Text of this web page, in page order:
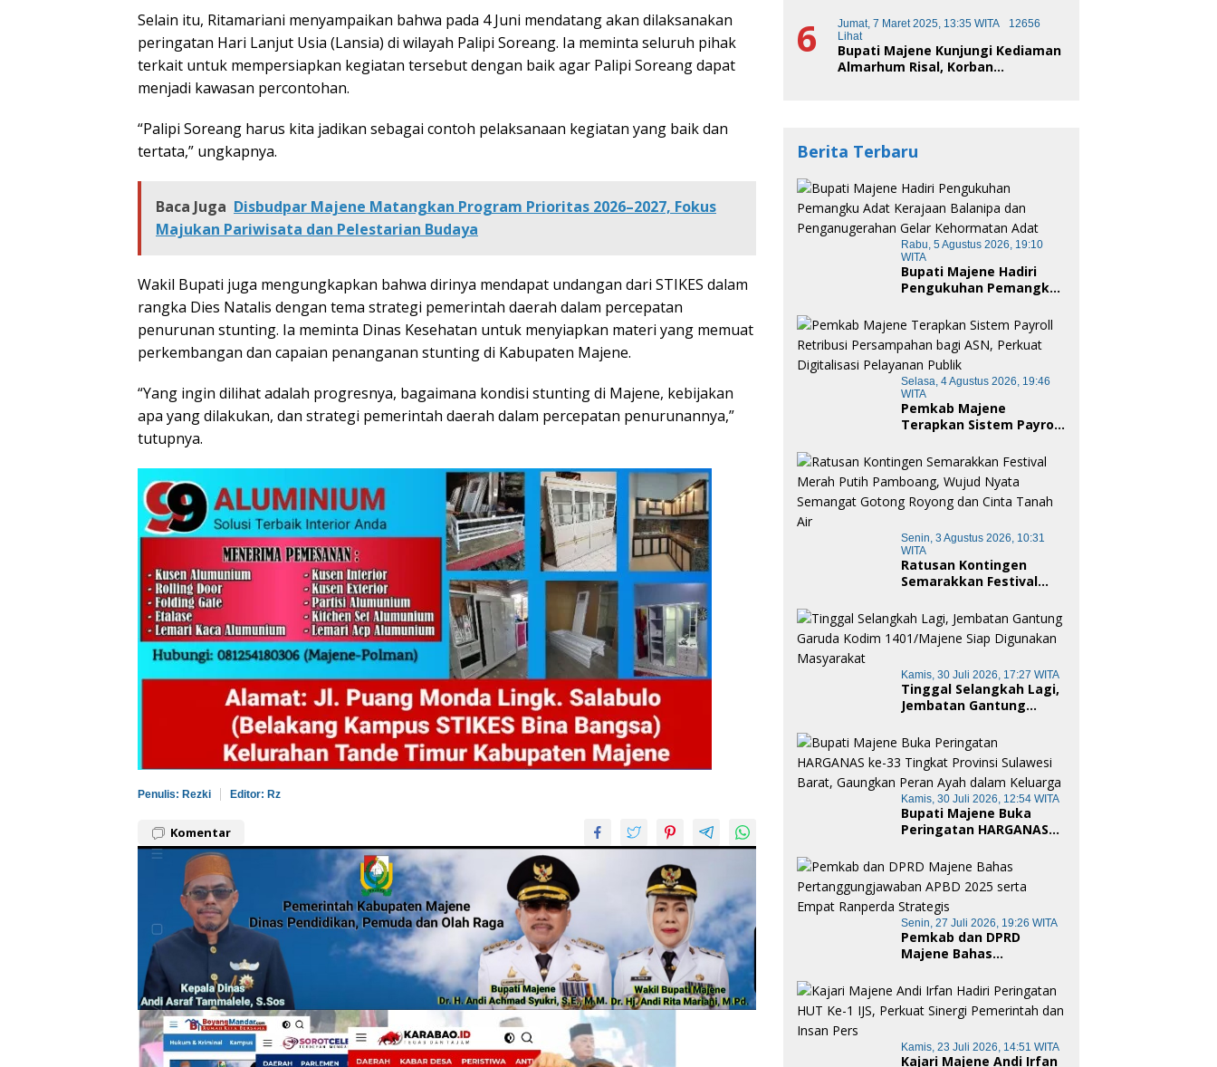
Selain itu, Ritamariani menyampaikan bahwa pada 4 Juni mendatang akan dilaksanakan
peringatan Hari Lanjut Usia (Lansia) di wilayah Palipi Soreang. Ia meminta seluruh pihak
terkait untuk mempersiapkan kegiatan tersebut dengan baik agar Palipi Soreang dapat
menjadi kawasan percontohan.
“Palipi Soreang harus kita jadikan sebagai contoh pelaksanaan kegiatan yang baik dan
tertata,” ungkapnya.
Baca Juga Disbudpar Majene Matangkan Program Prioritas 2026–2027, Fokus
Majukan Pariwisata dan Pelestarian Budaya
Wakil Bupati juga mengungkapkan bahwa dirinya mendapat undangan dari STIKES dalam
rangka Dies Natalis dengan tema strategi pemerintah daerah dalam percepatan
penurunan stunting. Ia meminta Dinas Kesehatan untuk menyiapkan materi yang memuat
perkembangan dan capaian penanganan stunting di Kabupaten Majene.
“Yang ingin dilihat adalah progresnya, bagaimana kondisi stunting di Majene, kebijakan
apa yang dilakukan, dan strategi pemerintah daerah dalam percepatan penurunannya,”
tutupnya.
Penulis: Rezki Editor: Rz
Komentar
6 Jumat, 7 Maret 2025, 13:35 WITA
12656
Lihat
Bupati Majene Kunjungi Kediaman
Almarhum Risal, Korban
Berita Terbaru
Rabu, 5 Agustus 2026, 19:10
WITA
Bupati Majene Hadiri
Pengukuhan Pemangku
dan Penganugerahan
Gelar Kehormatan Adat
Selasa, 4 Agustus 2026, 19:46
WITA
Pemkab Majene
Terapkan Sistem Payroll
bagi ASN, Perkuat
Digitalisasi Pelayanan
Publik
Senin, 3 Agustus 2026, 10:31
WITA
Ratusan Kontingen
Semarakkan Festival
Wujud Nyata Semangat
Gotong Royong dan
Cinta Tanah Air
Kamis, 30 Juli 2026, 17:27 WITA
Tinggal Selangkah Lagi,
Jembatan Gantung
1401/Majene Siap
Digunakan Masyarakat
Kamis, 30 Juli 2026, 12:54 WITA
Bupati Majene Buka
Peringatan HARGANAS
Sulawesi Barat,
Gaungkan Peran Ayah
dalam Keluarga
Senin, 27 Juli 2026, 19:26 WITA
Pemkab dan DPRD
Majene Bahas
APBD 2025 serta Empat
Ranperda Strategis
Kamis, 23 Juli 2026, 14:51 WITA
Kajari Majene Andi Irfan